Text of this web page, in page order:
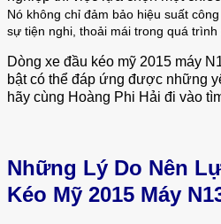
Nó không chỉ đảm bảo hiệu suất
sự tiện nghi, thoải mái trong quá trình
Dòng xe đầu kéo mỹ 2015 máy
bật có thể đáp ứng được những
hãy cùng Hoàng Phi Hải đi vào
Những Lý Do Nên
Kéo Mỹ 2015 Máy